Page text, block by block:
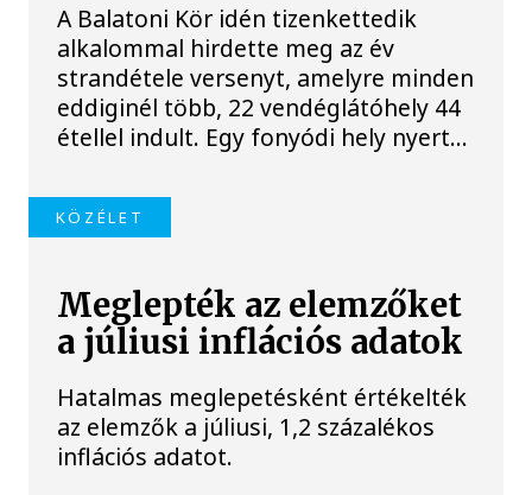
A Balatoni Kör idén tizenkettedik
alkalommal hirdette meg az év
strandétele versenyt, amelyre minden
eddiginél több, 22 vendéglátóhely 44
étellel indult. Egy fonyódi hely nyert...
KÖZÉLET
Meglepték az elemzőket
a júliusi inflációs adatok
Hatalmas meglepetésként értékelték
az elemzők a júliusi, 1,2 százalékos
inflációs adatot.